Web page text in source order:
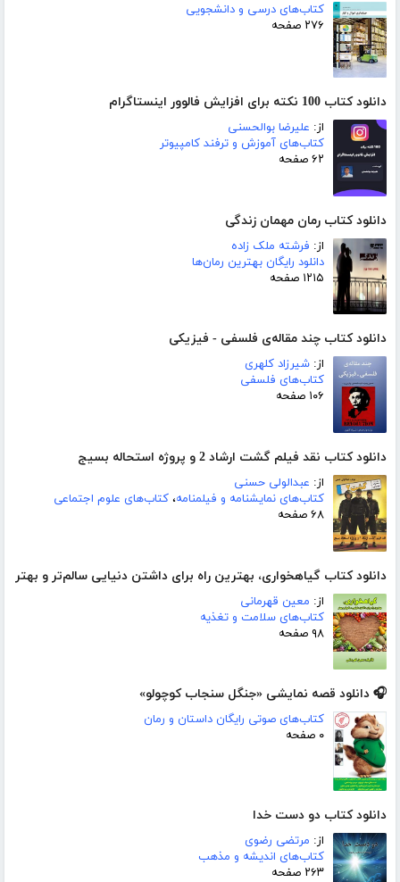
کتاب‌های درسی و دانشجویی
۲۷۶ صفحه
دانلود کتاب 100 نکته برای افزایش فالوور اینستاگرام
از: علیرضا بوالحسنی
کتاب‌های آموزش و ترفند کامپیوتر
۶۲ صفحه
دانلود کتاب رمان مهمان زندگی
از: فرشته ملک زاده
دانلود رایگان بهترین رمان‌ها
۱۲۱۵ صفحه
دانلود کتاب چند مقاله‌ی فلسفی - فیزیکی
از: شیرزاد کلهری
کتاب‌های فلسفی
۱۰۶ صفحه
دانلود کتاب نقد فیلم گشت ارشاد 2 و پروژه استحاله بسیج
از: عبدالولی حسنی
کتاب‌های نمایشنامه و فیلمنامه، کتاب‌های علوم اجتماعی
۶۸ صفحه
دانلود کتاب گیاهخواری، بهترین راه برای داشتن دنیایی سالم‌تر و بهتر
از: معین قهرمانی
کتاب‌های سلامت و تغذیه
۹۸ صفحه
🎧 دانلود قصه نمایشی «جنگل سنجاب کوچولو»
کتاب‌های صوتی رایگان داستان و رمان
۰ صفحه
دانلود کتاب دو دست خدا
از: مرتضی رضوی
کتاب‌های اندیشه و مذهب
۲۶۳ صفحه